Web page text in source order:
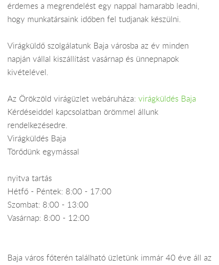
érdemes a megrendelést egy nappal hamarabb leadni,
hogy munkatársaink időben fel tudjanak készülni.
Virágküldő szolgálatunk Baja városba az év minden
napján vállal kiszállítást vasárnap és ünnepnapok
kivételével.
Az Örökzöld virágüzlet webáruháza: virágküldés Baja
Kérdéseiddel kapcsolatban örömmel állunk
rendelkezésedre.
Virágküldés Baja
Törődünk egymással
nyitva tartás
Hétfő - Péntek: 8:00 - 17:00
Szombat: 8:00 - 13:00
Vasárnap: 8:00 - 12:00
Baja város főterén található üzletünk immár 40 éve áll az